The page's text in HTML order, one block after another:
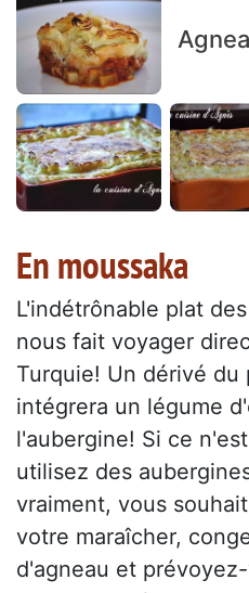
En moussaka
L'indétrônable plat
nous fait voyager
Turquie! Un dérivé du
intégrera un légume
l'aubergine! Si ce
utilisez des
vraiment, vous
votre maraîcher,
d'agneau et